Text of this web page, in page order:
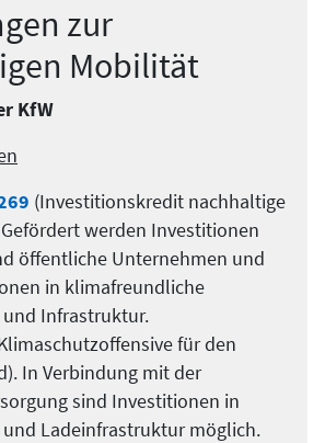
zur
Mobilität
KfW
(Investitionskredit nachhaltige
werden Investitionen
öffentliche Unternehmen und
in klimafreundliche
und Infrastruktur.
für den
In Verbindung mit der
sind Investitionen in
und Ladeinfrastruktur möglich.